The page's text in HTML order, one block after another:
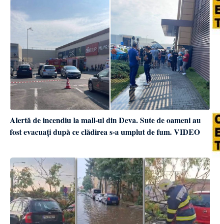
Alertă de incendiu la mall-ul din Deva. Sute de oameni au
fost evacuați după ce clădirea s-a umplut de fum. VIDEO